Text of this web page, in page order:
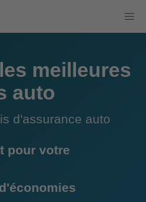
meilleures
auto
d'assurance auto
pour votre